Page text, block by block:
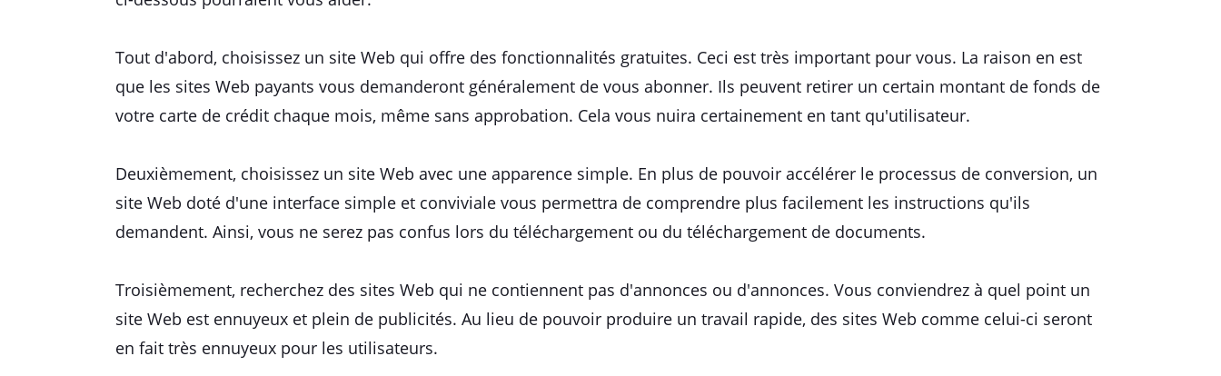
Tout d'abord, choisissez un site Web qui offre des fonctionnalités gratuites. Ceci est très important pour vous. La raison en est
que les sites Web payants vous demanderont généralement de vous abonner. Ils peuvent retirer un certain montant de fonds de
votre carte de crédit chaque mois, même sans approbation. Cela vous nuira certainement en tant qu'utilisateur.
Deuxièmement, choisissez un site Web avec une apparence simple. En plus de pouvoir accélérer le processus de conversion, un
site Web doté d'une interface simple et conviviale vous permettra de comprendre plus facilement les instructions qu'ils
demandent. Ainsi, vous ne serez pas confus lors du téléchargement ou du téléchargement de documents.
Troisièmement, recherchez des sites Web qui ne contiennent pas d'annonces ou d'annonces. Vous conviendrez à quel point un
site Web est ennuyeux et plein de publicités. Au lieu de pouvoir produire un travail rapide, des sites Web comme celui-ci seront
en fait très ennuyeux pour les utilisateurs.